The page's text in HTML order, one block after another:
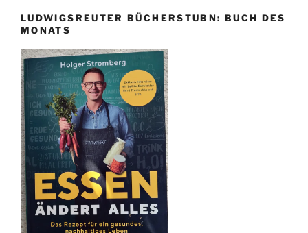
LUDWIGSREUTER BÜCHERSTUBN: BUCH DES
MONATS